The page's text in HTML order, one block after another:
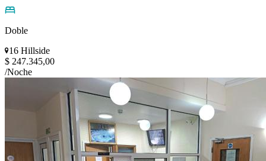
Doble
16 Hillside
$ 247.345,00
/Noche